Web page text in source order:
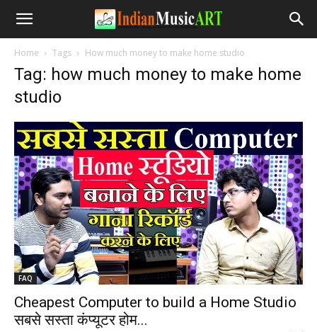
Home Tags How much money to make home studio
Tag: how much money to make home
studio
FAQ
Cheapest Computer to build a Home Studio
सबसे सस्ता कंप्यूटर होम...